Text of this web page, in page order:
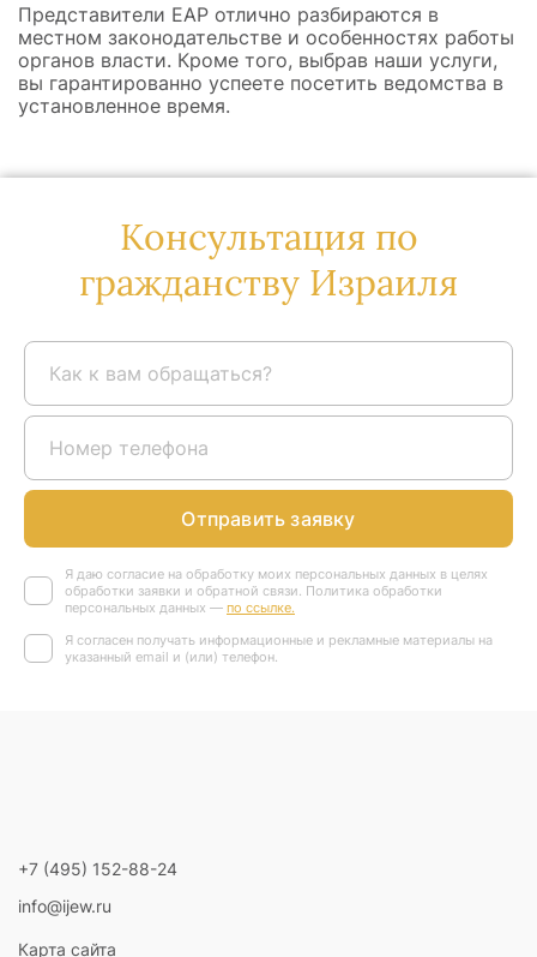
Представители ЕАР отлично разбираются в
местном законодательстве и особенностях работы
органов власти. Кроме того, выбрав наши услуги,
вы гарантированно успеете посетить ведомства в
установленное время.
Консультация по
гражданству Израиля
Отправить заявку
Я даю согласие на обработку моих персональных данных в целях
обработки заявки и обратной связи. Политика обработки
персональных данных — по ссылке.
Я согласен получать информационные и рекламные материалы на
указанный email и (или) телефон.
+7 (495) 152-88-24
info@ijew.ru
Карта сайта